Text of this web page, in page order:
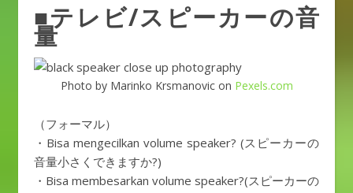
■テレビ/スピーカーの音
量
Photo by Marinko Krsmanovic on Pexels.com
（フォーマル）
・Bisa mengecilkan volume speaker? (スピーカーの
音量小さくできますか?)
・Bisa membesarkan volume speaker?(スピーカーの